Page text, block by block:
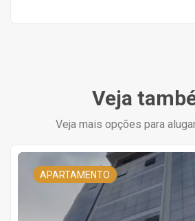
Veja
Veja mais opções para
APARTAMENTO